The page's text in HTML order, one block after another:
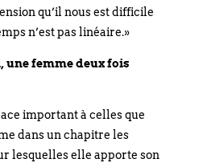
qu’il nous est difficile
n’est pas linéaire.»
une femme deux fois
important à celles que
dans un chapitre les
lesquelles elle apporte son